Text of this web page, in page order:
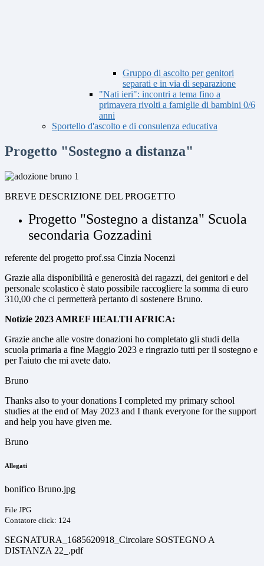
Gruppo di ascolto per genitori
separati e in via di separazione
"Nati ieri": incontri a tema fino a
primavera rivolti a famiglie di bambini 0/6
anni
Sportello d'ascolto e di consulenza educativa
Progetto "Sostegno a distanza"
BREVE DESCRIZIONE DEL PROGETTO
Progetto "Sostegno a distanza" Scuola
secondaria Gozzadini
referente del progetto prof.ssa Cinzia Nocenzi
Grazie alla disponibilità e generosità dei ragazzi, dei genitori e del
personale scolastico è stato possibile raccogliere la somma di euro
310,00 che ci permetterà pertanto di sostenere Bruno.
Notizie 2023 AMREF HEALTH AFRICA:
Grazie anche alle vostre donazioni ho completato gli studi della
scuola primaria a fine Maggio 2023 e ringrazio tutti per il sostegno e
per l'aiuto che mi avete dato.
Bruno
Thanks also to your donations I completed my primary school
studies at the end of May 2023 and I thank everyone for the support
and help you have given me.
Bruno
Allegati
bonifico Bruno.jpg
File JPG
Contatore click: 124
SEGNATURA_1685620918_Circolare SOSTEGNO A
DISTANZA 22_.pdf